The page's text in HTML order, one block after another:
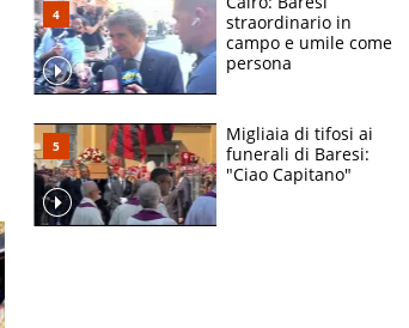
straordinario in
campo e umile come
persona
Migliaia di tifosi ai
funerali di Baresi:
"Ciao Capitano"